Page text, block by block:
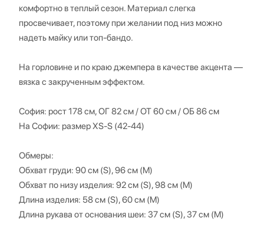
комфортно в теплый сезон. Материал слегка
просвечивает, поэтому при желании под низ можно
надеть майку или топ-бандо.
На горловине и по краю джемпера в качестве акцента —
вязка с закрученным эффектом.
София: рост 178 см, ОГ 82 см / ОТ 60 см / ОБ 86 см
На Софии: размер XS-S (42-44)
Обмеры:
Обхват груди: 90 см (S), 96 см (M)
Обхват по низу изделия: 92 см (S), 98 см (M)
Длина изделия: 58 см (S), 60 см (M)
Длина рукава от основания шеи: 37 см (S), 37 см (M)